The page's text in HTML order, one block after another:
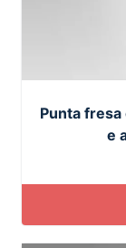
Punta
e